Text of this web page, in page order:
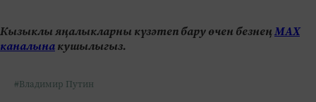
Кызыклы яңалыкларны күзәтеп бару өчен безнеңМАХ
каналынакушылыгыз.
#Владимир Путин